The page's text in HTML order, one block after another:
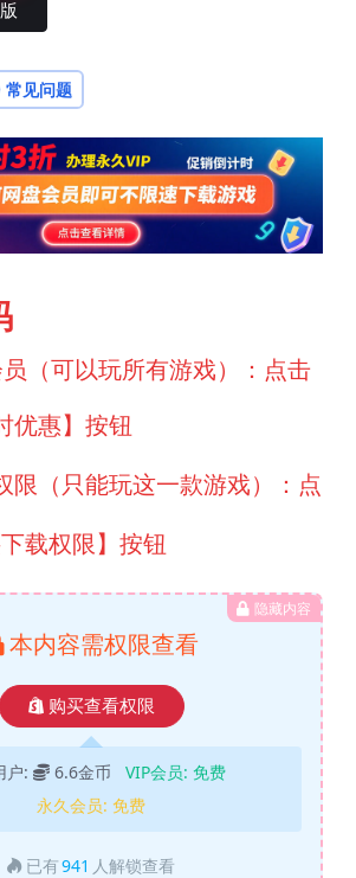
常见问题
（可以玩所有游戏）：点击
优惠】按钮
限（只能玩这一款游戏）：点
载权限】按钮
隐藏内容
本内容需权限查看
购买查看权限
户: 6.6金币 VIP会员: 免费
永久会员: 免费
已有941 人解锁查看